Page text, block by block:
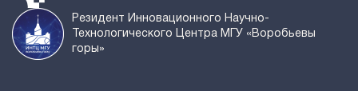
Резидент Инновационного Научно-
Технологического Центра МГУ «Воробьевы
горы»